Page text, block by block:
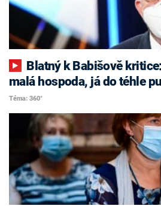
malá hospoda, já do téhle
Téma: 360°